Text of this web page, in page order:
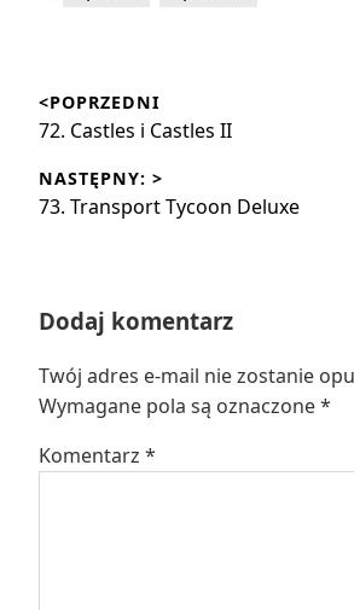
wpisu
<POPRZEDNI
Poprzedni
72. Castles i Castles II
NASTĘPNY: >
Następny
73. Transport Tycoon Deluxe
Dodaj komentarz
Twój adres e-mail nie zostanie
Wymagane pola są oznaczone*
Komentarz *